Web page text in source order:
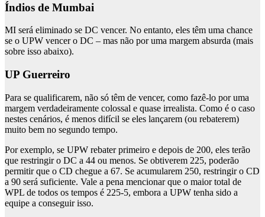
Índios de Mumbai
MI será eliminado se DC vencer. No entanto, eles têm uma chance
se o UPW vencer o DC – mas não por uma margem absurda (mais
sobre isso abaixo).
UP Guerreiro
Para se qualificarem, não só têm de vencer, como fazê-lo por uma
margem verdadeiramente colossal e quase irrealista. Como é o caso
nestes cenários, é menos difícil se eles lançarem (ou rebaterem)
muito bem no segundo tempo.
Por exemplo, se UPW rebater primeiro e depois de 200, eles terão
que restringir o DC a 44 ou menos. Se obtiverem 225, poderão
permitir que o CD chegue a 67. Se acumularem 250, restringir o CD
a 90 será suficiente. Vale a pena mencionar que o maior total de
WPL de todos os tempos é 225-5, embora a UPW tenha sido a
equipe a conseguir isso.